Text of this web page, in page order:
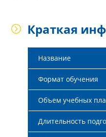
Краткая
Название
Формат обучения
Объем учебных
Длительность